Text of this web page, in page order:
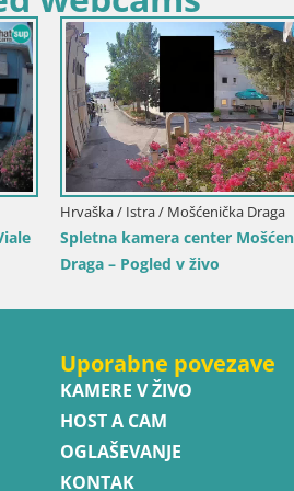
Dubovac grad –
Hrvaška /
Spletna
marina v živo
Uporabne povezave
KAMERE V ŽIVO
HOST A CAM
OGLAŠEVANJE
KONTAK